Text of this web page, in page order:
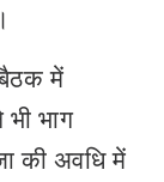
में
भाग
की अवधि में